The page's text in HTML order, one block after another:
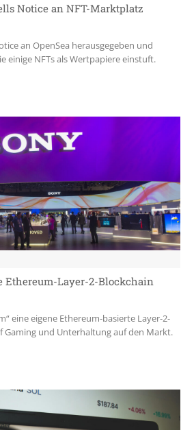
Notice an NFT-Marktplatz
an OpenSea herausgegeben und
einige NFTs als Wertpapiere einstuft.
Ethereum-Layer-2-Blockchain
eine eigene Ethereum-basierte Layer-2-
Gaming und Unterhaltung auf den Markt.